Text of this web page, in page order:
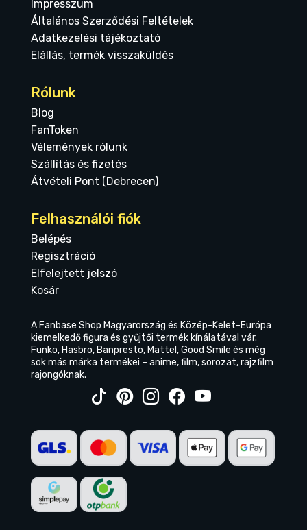
Impresszum
Általános Szerződési Feltételek
Adatkezelési tájékoztató
Elállás, termék visszaküldés
Rólunk
Blog
FanToken
Vélemények rólunk
Szállítás és fizetés
Átvételi Pont (Debrecen)
Felhasználói fiók
Belépés
Regisztráció
Elfelejtett jelszó
Kosár
A Fanbase Shop Magyarország és Közép-Kelet-Európa
kiemelkedő figura és gyűjtői termék kínálatával vár.
Funko, Hasbro, Banpresto, Mattel, Good Smile és még
sok más márka termékei – anime, film, sorozat, rajzfilm
rajongóknak.